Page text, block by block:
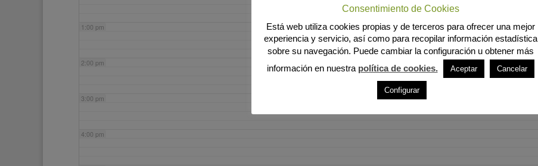
1:00 pm
2:00 pm
3:00 pm
4:00 pm
Consentimiento de Cookies
Está web utiliza cookies propias y de terceros para ofrecer una mejor
experiencia y servicio, así como para recopilar información estadística
sobre su navegación. Puede cambiar la configuración u obtener más
información en nuestra política de cookies. Aceptar Cancelar
Configurar